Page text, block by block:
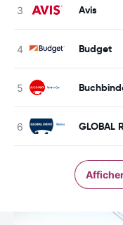
Avis
Budget
GLOBAL